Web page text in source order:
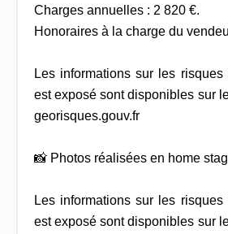
Charges annuelles : 2 820 €.
Honoraires à la charge du
Les informations sur les
est exposé sont disponibles sur
georisques.gouv.fr
📸 Photos réalisées en home
Les informations sur les
est exposé sont disponibles sur